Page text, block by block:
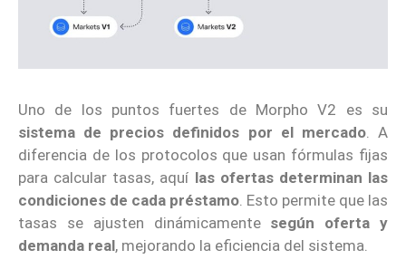
Uno de los puntos fuertes de Morpho V2 es su
sistema de precios definidos por el mercado. A
diferencia de los protocolos que usan fórmulas fijas
para calcular tasas, aquí las ofertas determinan las
condiciones de cada préstamo . Esto permite que las
tasas se ajusten dinámicamente según oferta y
demanda real, mejorando la eficiencia del sistema.